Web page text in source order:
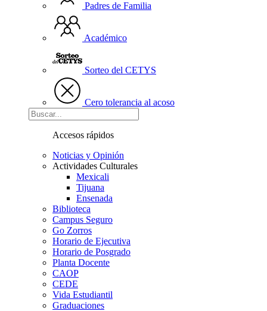
Padres de Familia
Académico
Sorteo del CETYS
Cero tolerancia al acoso
Accesos rápidos
Noticias y Opinión
Actividades Culturales
Mexicali
Tijuana
Ensenada
Biblioteca
Campus Seguro
Go Zorros
Horario de Ejecutiva
Horario de Posgrado
Planta Docente
CAOP
CEDE
Vida Estudiantil
Graduaciones